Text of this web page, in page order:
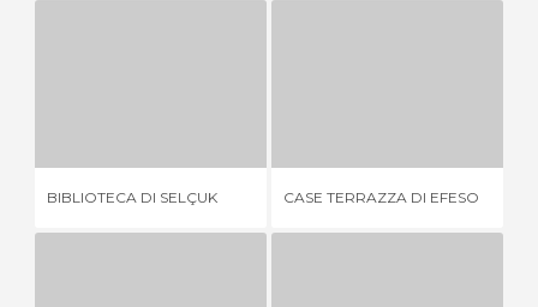
BIBLIOTECA DI SELÇUK CASE TERRAZZA DI EFESO